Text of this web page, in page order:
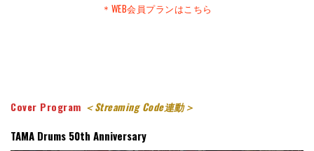
＊WEB会員プランはこちら
Cover Program ＜Streaming Code連動＞
TAMA Drums 50th Anniversary